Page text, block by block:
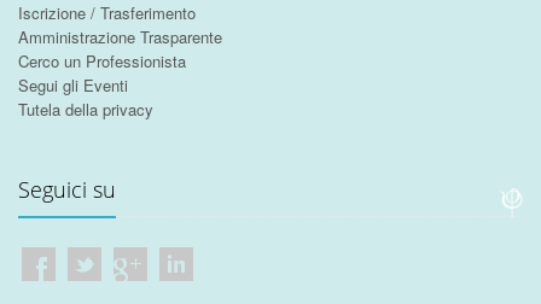
Iscrizione / Trasferimento
Amministrazione Trasparente
Cerco un Professionista
Segui gli Eventi
Tutela della privacy
Seguici su